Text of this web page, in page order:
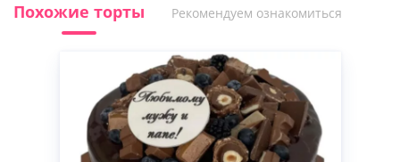
Похожие торты Рекомендуем ознакомиться